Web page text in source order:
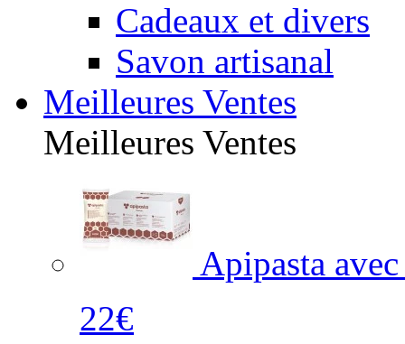
Cadeaux et divers
Savon artisanal
Meilleures Ventes
Meilleures Ventes
Apipasta
22€